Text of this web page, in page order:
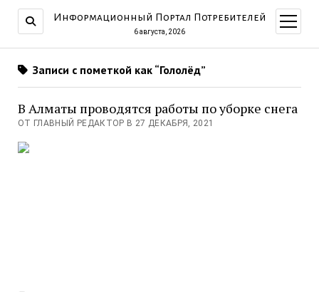
Информационный Портал Потребителей
6 августа, 2026
меню
Записи с пометкой как “Гололёд”
В Алматы проводятся работы по уборке снега
ОТ ГЛАВНЫЙ РЕДАКТОР В 27 ДЕКАБРЯ, 2021